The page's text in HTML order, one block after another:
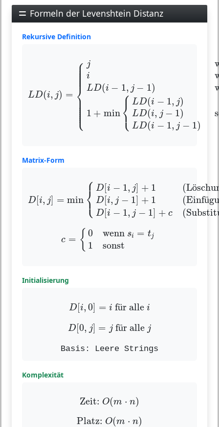
Formeln der Levenshtein Distanz
Rekursive Definition
LD(i, j) =
⎧
⎪
⎪
⎪
⎪ ⎪ ⎪ ⎪ ⎪
⎨
⎪
⎪ ⎪
⎪ ⎪ ⎪ ⎪ ⎪⎩
j
i
LD(i − 1, j − 1)
1 + min ⎧
⎨
⎩
LD(i − 1, j)
LD(i, j − 1)
LD(i − 1, j − 1)
wenn
Matrix-Form
D [i, j] = min ⎧
⎨
⎩
D [i − 1, j] + 1 (Lö
D [i, j − 1] + 1 (Einfü
D [i − 1, j − 1] + c
{D[i , ] (Löschung)
c = { 0 wenn si = tj
1 sonst
0wenn 1sonst
Initialisierung
D [i, 0] = i für alle i
D[i ,0 i für alle
D [0, j] = j für alle j
D[0 j j für alle
Basis: Leere Strings
Komplexität
Zeit: O(m ⋅ n)
Zeit: ⋅
Platz: O(m ⋅ n)
Platz: ⋅